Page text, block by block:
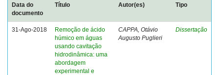
Data do
documento
Título Autor(es) Tipo
31-Ago-2018
Remoção de ácido
húmico em águas
usando cavitação
hidrodinâmica: uma
abordagem
experimental e
CAPPA, Otávio
Augusto Puglieri
Dissertação